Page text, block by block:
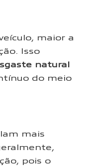
maior a
Isso
natural
do meio
mais
pois o